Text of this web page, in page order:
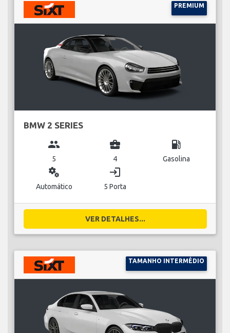
PREMIUM
BMW 2 SERIES
group
5
business_center
4
local_gas_station
Gasolina
miscellaneous_services
Automático
login
5 Porta
VER DETALHES...
TAMANHO INTERMÉDIO